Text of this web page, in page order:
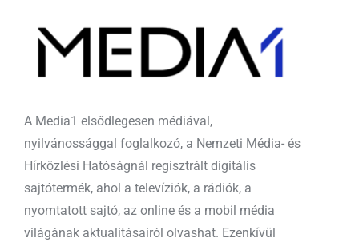
A Media1 elsődlegesen médiával,
nyilvánossággal foglalkozó, a Nemzeti Média- és
Hírközlési Hatóságnál regisztrált digitális
sajtótermék, ahol a televíziók, a rádiók, a
nyomtatott sajtó, az online és a mobil média
világának aktualitásairól olvashat. Ezenkívül